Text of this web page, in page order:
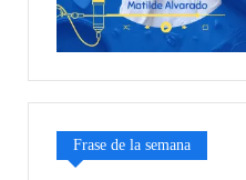
Frase de la semana